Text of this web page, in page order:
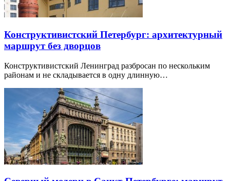
Конструктивистский Петербург: архитектурный
маршрут без дворцов
Конструктивистский Ленинград разбросан по нескольким
районам и не складывается в одну длинную…